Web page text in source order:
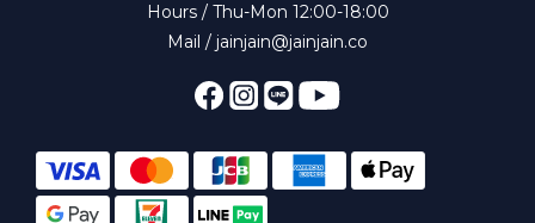
Hours / Thu-Mon 12:00-18:00
Mail / jainjain@jainjain.co